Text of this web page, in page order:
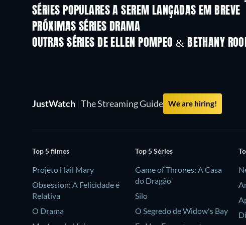
SÉRIES POPULARES A SEREM LANÇADAS EM BREVE
Série Série
PRÓXIMAS SÉRIES DRAMA
Temporada 6
OUTRAS SÉRIES DE ELLEN POMPEO & BETHANY
Série Série
JustWatch | The Streaming Guide We are hiring!
Top 5 filmes
Projeto Hail Mary
Obsession: A Felicidade é
Relativa
O Drama
Top 5 Séries
Game of Thrones: A Casa
do Dragão
Silo
O Segredo de Widow's Bay